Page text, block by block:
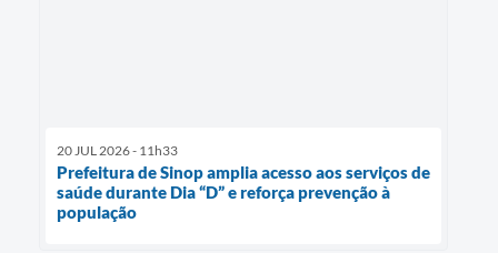
20 JUL 2026 - 11h33
Prefeitura de Sinop amplia acesso aos serviços de
saúde durante Dia “D” e reforça prevenção à
população